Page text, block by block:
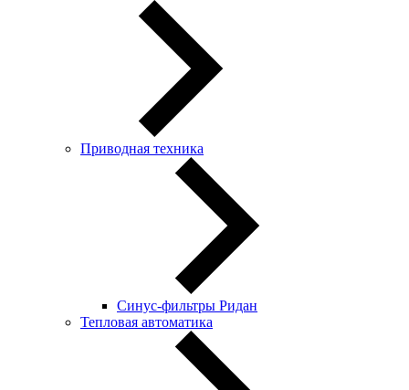
Приводная техника
Синус-фильтры Ридан
Тепловая автоматика